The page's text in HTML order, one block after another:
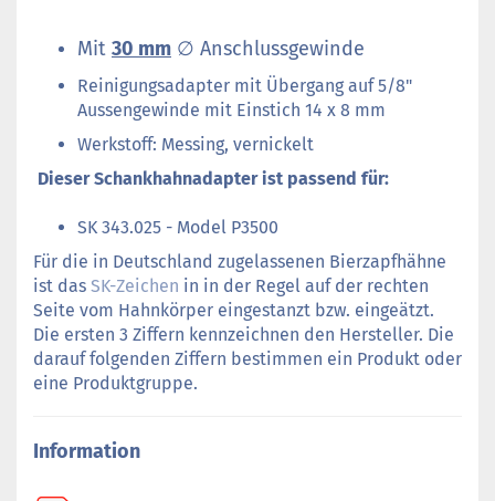
Mit 30 mm ∅ Anschlussgewinde
Reinigungsadapter mit Übergang auf 5/8"
Aussengewinde mit Einstich 14 x 8 mm
Werkstoff: Messing, vernickelt
Dieser Schankhahnadapter ist passend für:
SK 343.025 - Model P3500
Für die in Deutschland zugelassenen Bierzapfhähne
ist das SK-Zeichen in in der Regel auf der rechten
Seite vom Hahnkörper eingestanzt bzw. eingeätzt.
Die ersten 3 Ziffern kennzeichnen den Hersteller. Die
darauf folgenden Ziffern bestimmen ein Produkt oder
eine Produktgruppe.
Information